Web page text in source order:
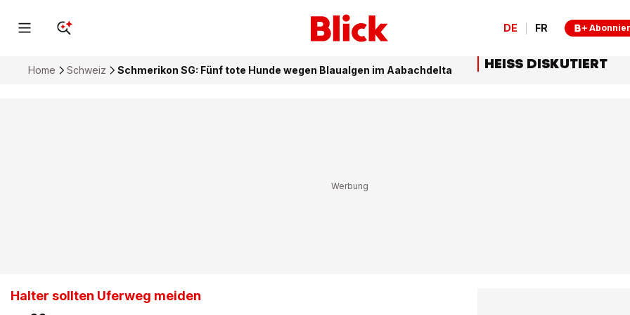
DE FR
Home Schweiz Schmerikon SG: Fünf tote Hunde wegen Blaualgen im Aabachdelta
Halter sollten Uferweg meiden
HEISS DISKUTIERT